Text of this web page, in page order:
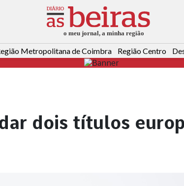
Metropolitana de Coimbra Região Centro
dois títulos